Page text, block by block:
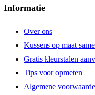
Informatie
Over ons
Kussens op maat
Gratis kleurstalen
Tips voor opmeten
Algemene